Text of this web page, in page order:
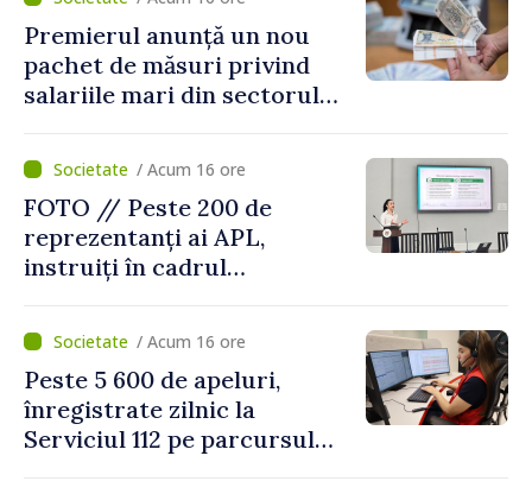
Premierul anunță un nou
pachet de măsuri privind
salariile mari din sectorul
/ Acum 16 ore
FOTO // Peste 200 de
reprezentanți ai APL,
instruiți în cadrul
Mediu privind aplicarea a
două regulamente din
domeniu
/ Acum 16 ore
Peste 5 600 de apeluri,
înregistrate zilnic la
Serviciul 112 pe parcursul